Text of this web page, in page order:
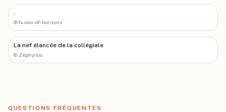
©fusion-of-horizons
La nef élancée de la collégiale
© Zéphyrios
QUESTIONS FRÉQUENTES